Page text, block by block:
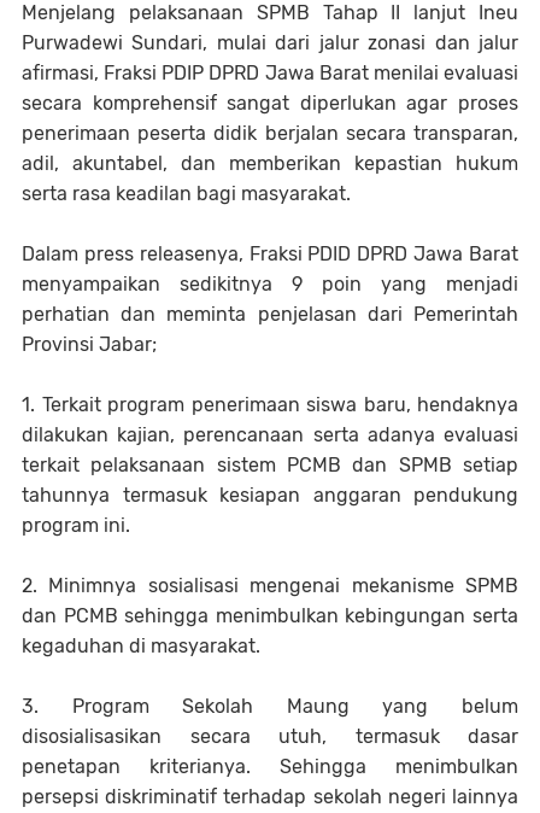
Menjelang pelaksanaan SPMB Tahap II lanjut Ineu
Purwadewi Sundari, mulai dari jalur zonasi dan jalur
afirmasi, Fraksi PDIP DPRD Jawa Barat menilai evaluasi
secara komprehensif sangat diperlukan agar proses
penerimaan peserta didik berjalan secara transparan,
adil, akuntabel, dan memberikan kepastian hukum
serta rasa keadilan bagi masyarakat.
Dalam press releasenya, Fraksi PDID DPRD Jawa Barat
menyampaikan sedikitnya 9 poin yang menjadi
perhatian dan meminta penjelasan dari Pemerintah
Provinsi Jabar;
1. Terkait program penerimaan siswa baru, hendaknya
dilakukan kajian, perencanaan serta adanya evaluasi
terkait pelaksanaan sistem PCMB dan SPMB setiap
tahunnya termasuk kesiapan anggaran pendukung
program ini.
2. Minimnya sosialisasi mengenai mekanisme SPMB
dan PCMB sehingga menimbulkan kebingungan serta
kegaduhan di masyarakat.
3. Program Sekolah Maung yang belum
disosialisasikan secara utuh, termasuk dasar
penetapan kriterianya. Sehingga menimbulkan
persepsi diskriminatif terhadap sekolah negeri lainnya